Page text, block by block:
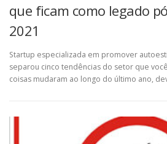
que ficam como legado
2021
Startup especializada em promover
separou cinco tendências do setor que
coisas mudaram ao longo do último ano,